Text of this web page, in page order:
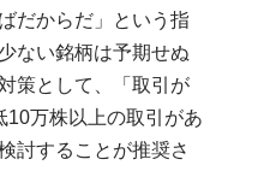
だからだ」という指
ない銘柄は予期せぬ
策として、「取引が
10万株以上の取引があ
討することが推奨さ